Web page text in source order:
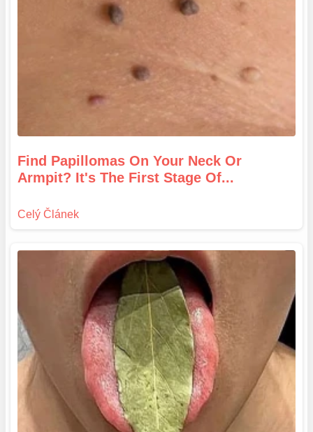
Find Papillomas On Your Neck Or
Armpit? It's The First Stage Of...